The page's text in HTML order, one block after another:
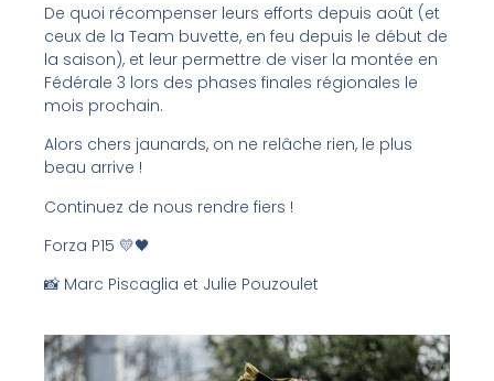
De quoi récompenser leurs efforts depuis août (et
ceux de la Team buvette, en feu depuis le début de
la saison), et leur permettre de viser la montée en
Fédérale 3 lors des phases finales régionales le
mois prochain.
Alors chers jaunards, on ne relâche rien, le plus
beau arrive !
Continuez de nous rendre fiers !
Forza P15 💛🖤
📸 Marc Piscaglia et Julie Pouzoulet